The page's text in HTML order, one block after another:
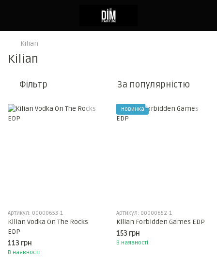
Kilian
Kilian
Фільтр За популярністю
Артикул: 00000653-1
Kilian Vodka On The Rocks
EDP
113 грн
В наявності
Новинка
Артикул: 00000652-1
Kilian Forbidden Games EDP
153 грн
В наявності